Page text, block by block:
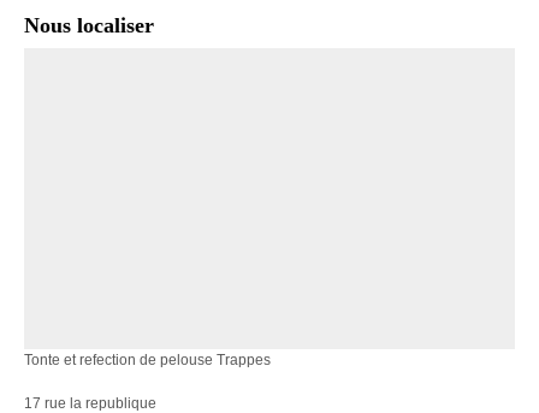
Nous localiser
Tonte et refection de pelouse Trappes
17 rue la republique